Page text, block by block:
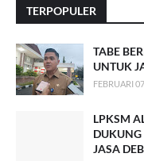
TERPOPULER
TABE
UNTUK
FEBRUARI
LPKSM
JASA